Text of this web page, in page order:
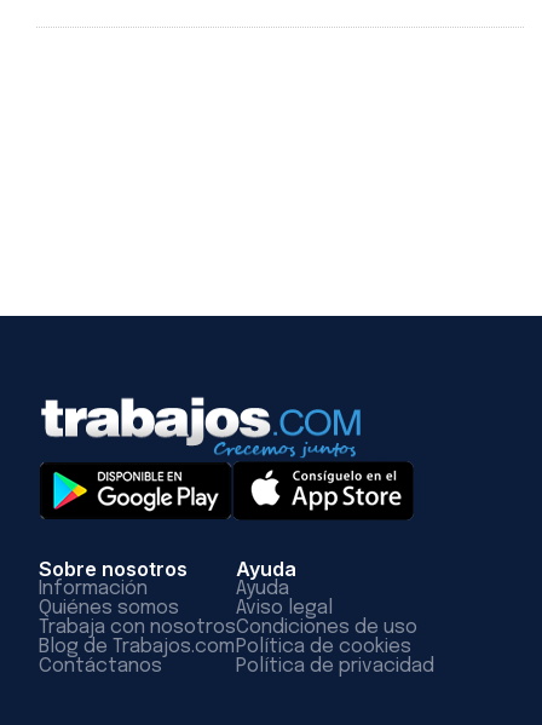
Sobre nosotros
Información
Quiénes somos
Trabaja con nosotros
Blog de Trabajos.com
Contáctanos
Ayuda
Ayuda
Aviso legal
Condiciones de uso
Política de cookies
Política de privacidad